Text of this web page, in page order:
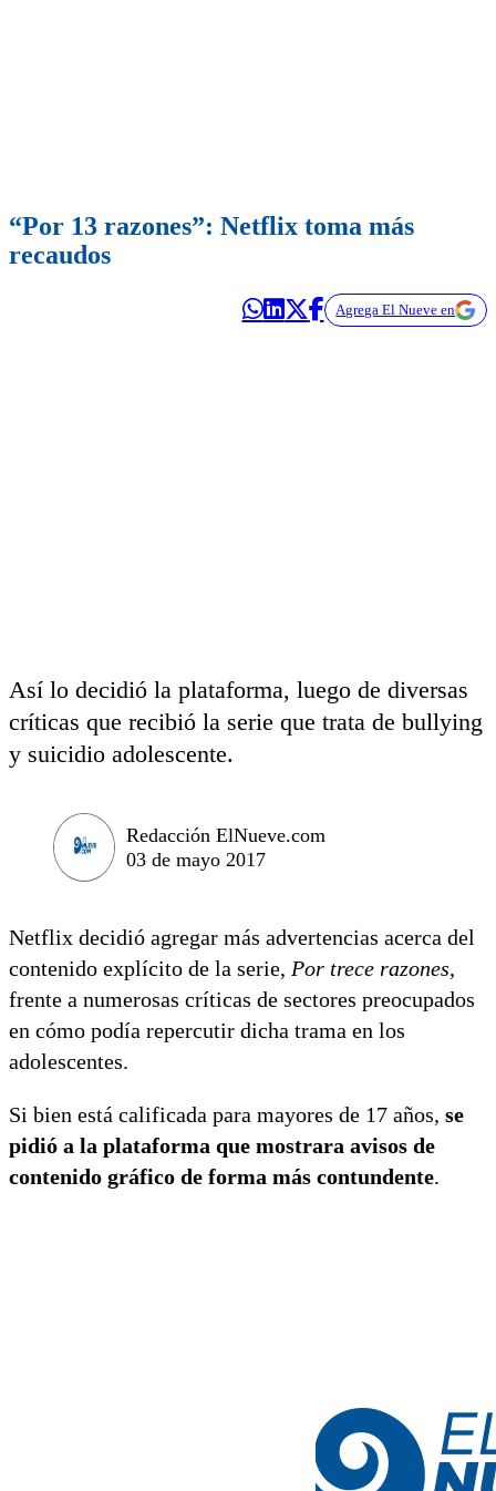
“Por 13 razones”: Netflix toma más
recaudos
Agrega El Nueve en
Así lo decidió la plataforma, luego de diversas
críticas que recibió la serie que trata de bullying
y suicidio adolescente.
Redacción ElNueve.com
03 de mayo 2017
Netflix decidió agregar más advertencias acerca del
contenido explícito de la serie, Por trece razones,
frente a numerosas críticas de sectores preocupados
en cómo podía repercutir dicha trama en los
adolescentes.
Si bien está calificada para mayores de 17 años, se
pidió a la plataforma que mostrara avisos de
contenido gráfico de forma más contundente.